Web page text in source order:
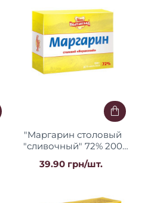
"Маргарин столовый
"сливочный" 72% 200
г/18 шт ТМ Поляна
вкуса Регал
39.90 грн/шт.